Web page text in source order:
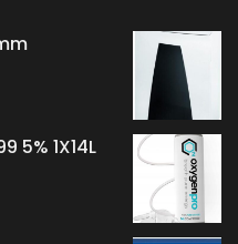
5% 1X14L